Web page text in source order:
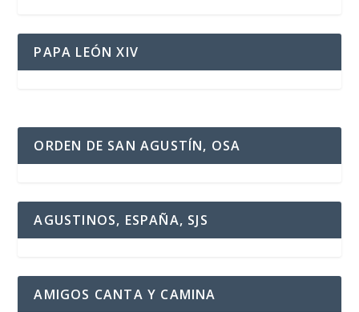
PAPA LEÓN XIV
ORDEN DE SAN AGUSTÍN, OSA
AGUSTINOS, ESPAÑA, SJS
AMIGOS CANTA Y CAMINA